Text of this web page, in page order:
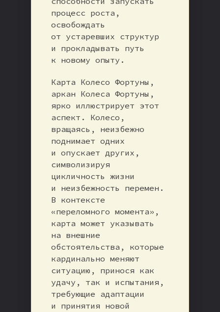
процесс роста,
освобождать
от устаревших структур
и прокладывать путь
к новому опыту.
Карта Колесо Фортуны,
аркан Колеса Фортуны,
ярко иллюстрирует этот
аспект. Колесо,
вращаясь, неизбежно
поднимает одних
и опускает других,
символизируя
цикличность жизни
и неизбежность перемен.
В контексте
«переломного момента»,
карта может указывать
на внешние
обстоятельства, которые
кардинально меняют
ситуацию, принося как
удачу, так и испытания,
требующие адаптации
и принятия новой